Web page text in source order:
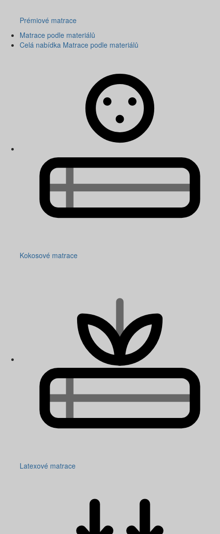
Prémiové matrace
Matrace podle materiálů
Celá nabídka Matrace podle materiálů
Kokosové matrace
Latexové matrace